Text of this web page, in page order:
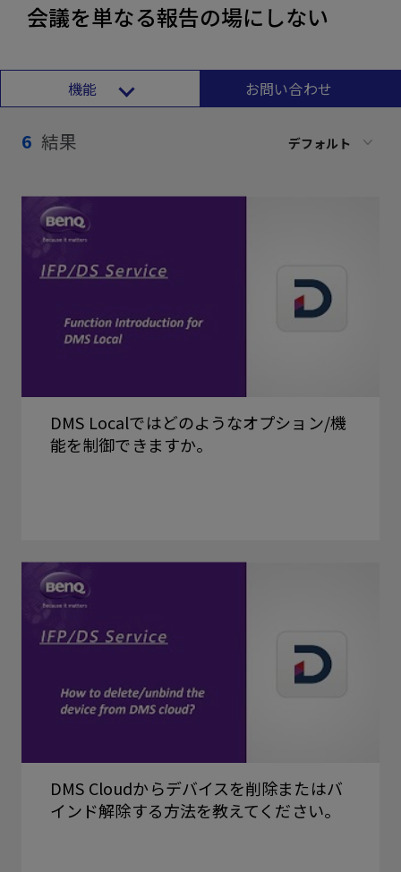
会議を単なる報告の場にしない
機能 お問い合わせ
6 結果 デフォルト
DMS Localではどのようなオプション/機
能を制御できますか。
DMS Cloudからデバイスを削除またはバ
インド解除する方法を教えてください。